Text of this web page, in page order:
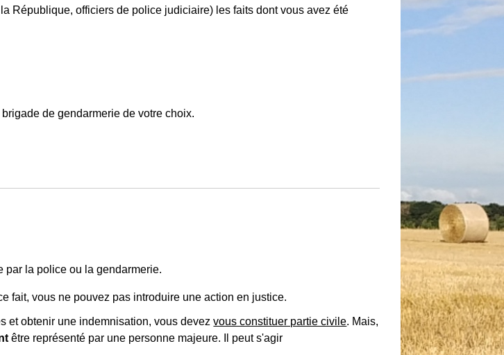
République, officiers de police judiciaire) les faits dont vous avez été
de gendarmerie de votre choix.
par la police ou la gendarmerie.
fait, vous ne pouvez pas introduire une action en justice.
et obtenir une indemnisation, vous devezvous constituer partie civile. Mais,
être représenté par une personne majeure. Il peut s'agir